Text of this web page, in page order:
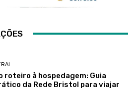
roteiro à hospedagem: Guia
da Rede Bristol para viajar